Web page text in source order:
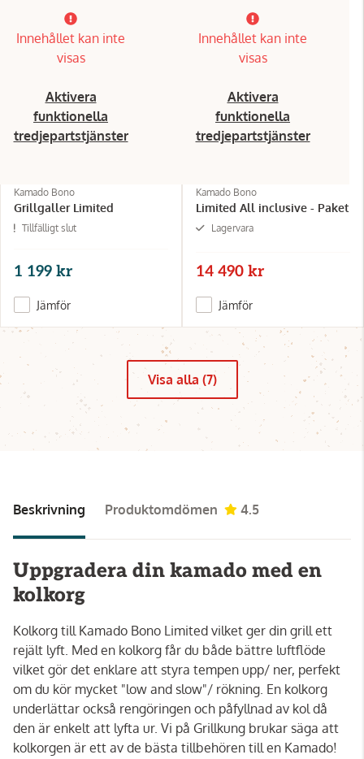
Innehållet kan inte
visas
Aktivera
funktionella
tredjepartstjänster
Kamado Bono
Grillgaller Limited
Tillfälligt slut
1 199 kr
Jämför
Innehållet kan inte
visas
Aktivera
funktionella
tredjepartstjänster
Kamado Bono
Limited All inclusive - Paket
Lagervara
14 490 kr
Jämför
Visa alla (7)
Beskrivning Produktomdömen 4.5
Uppgradera din kamado med en
kolkorg
Kolkorg till Kamado Bono Limited vilket ger din grill ett
rejält lyft. Med en kolkorg får du både bättre luftflöde
vilket gör det enklare att styra tempen upp/ ner, perfekt
om du kör mycket "low and slow"/ rökning. En kolkorg
underlättar också rengöringen och påfyllnad av kol då
den är enkelt att lyfta ur. Vi på Grillkung brukar säga att
kolkorgen är ett av de bästa tillbehören till en Kamado!